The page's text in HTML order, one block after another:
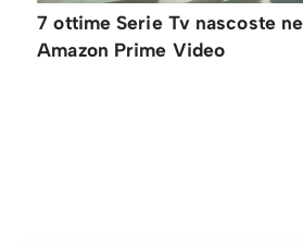
7 ottime Serie Tv nascoste
Amazon Prime Video